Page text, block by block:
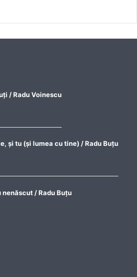
/ Radu Voinescu
și tu (și lumea cu tine) / Radu Buțu
nenăscut / Radu Buțu